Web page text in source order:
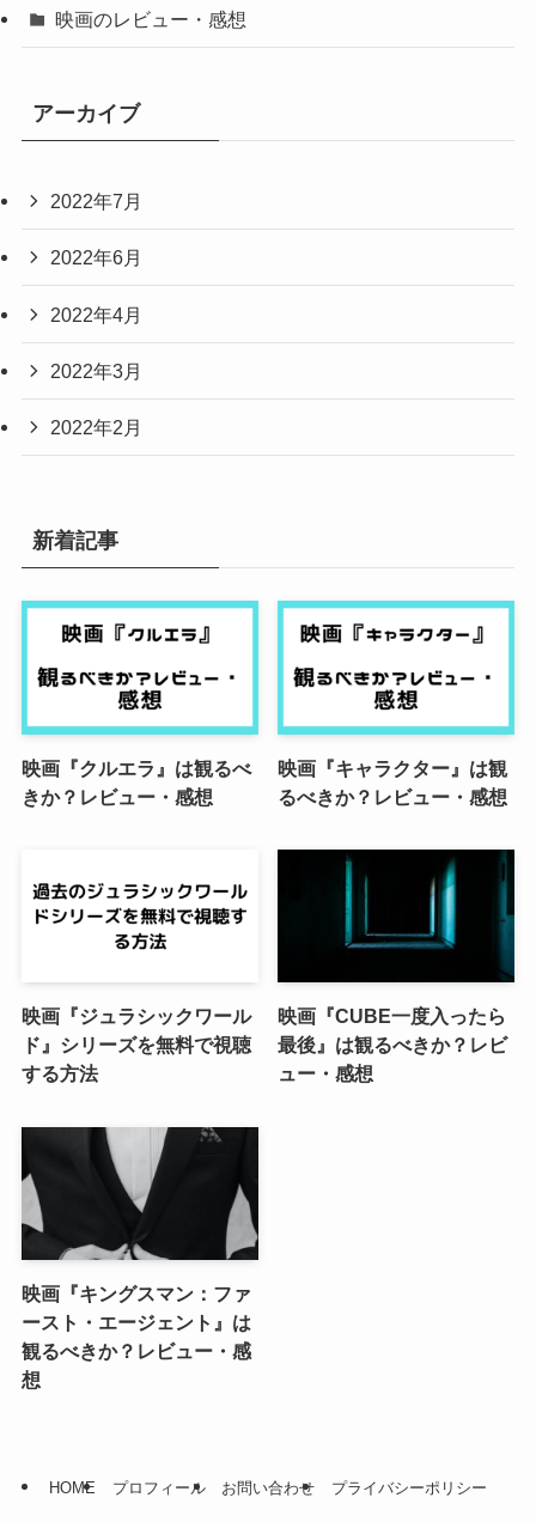
映画のレビュー・感想
アーカイブ
2022年7月
2022年6月
2022年4月
2022年3月
2022年2月
新着記事
映画『クルエラ』は観るべ
きか？レビュー・感想
映画『キャラクター』は観
るべきか？レビュー・感想
映画『ジュラシックワール
ド』シリーズを無料で視聴
する方法
映画『CUBE一度入ったら
最後』は観るべきか？レビ
ュー・感想
映画『キングスマン：ファ
ースト・エージェント』は
観るべきか？レビュー・感
想
HOME プロフィール お問い合わせ プライバシーポリシー